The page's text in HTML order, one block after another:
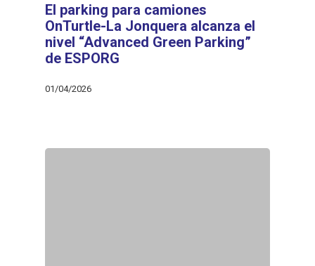
El parking para camiones
OnTurtle-La Jonquera alcanza el
nivel “Advanced Green Parking”
de ESPORG
01/04/2026